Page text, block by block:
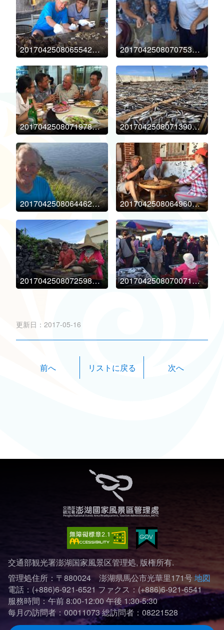
20170425080655421953338 20170425080707531328383
20170425080719781328949 20170425080713906328875
20170425080644625078479 20170425080649609453246
20170425080725984453654 20170425080700718828117
更新日：2017-05-16
前へ 次へ
交通部観光署澎湖国家風景区管理処, 版権所有.
管理処住所：〒880024 澎湖県馬公市光華里171号地図
電話：(+886)6-921-6521 ファクス：(+886)6-921-6541
服務時間：午前 8:00-12:00 午後 1:30-5:30
每月の訪問者：00011073総訪問者：08221528